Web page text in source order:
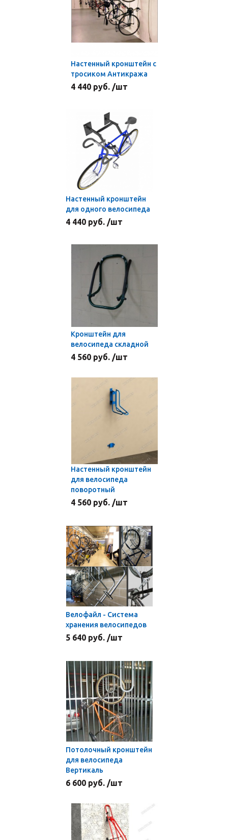
Настенный кронштейн с
тросиком Антикража
4 440 руб. /шт
Настенный кронштейн
для одного велосипеда
4 440 руб. /шт
Кронштейн для
велосипеда складной
4 560 руб. /шт
Настенный кронштейн
для велосипеда
поворотный
4 560 руб. /шт
Велофайл - Система
хранения велосипедов
5 640 руб. /шт
Потолочный кронштейн
для велосипеда
Вертикаль
6 600 руб. /шт